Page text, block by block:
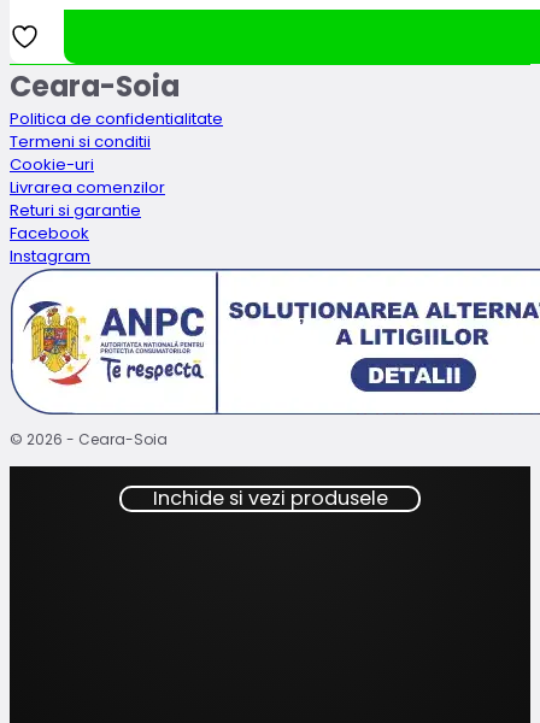
Ceara-Soia
Politica de confidentialitate
Termeni si conditii
Cookie-uri
Livrarea comenzilor
Returi si garantie
Facebook
Instagram
© 2026 - Ceara-Soia
Inchide si vezi produsele